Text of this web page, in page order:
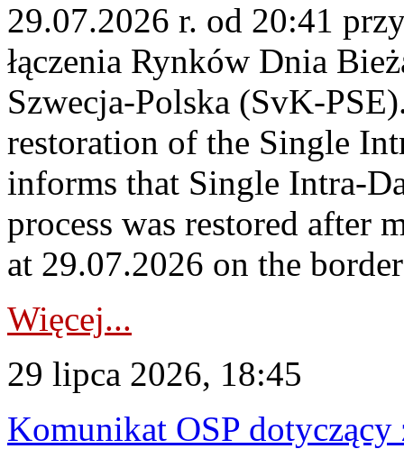
29.07.2026 r. od 20:41
łączenia Rynków Dnia
Szwecja-Polska (SvK-
restoration of the Single
informs that Single Intra-
process was restored after
at 29.07.2026 on the
Więcej...
29 lipca 2026, 18:45
Komunikat OSP dotyczący